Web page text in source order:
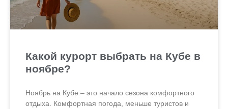
Какой курорт выбрать на Кубе в
ноябре?
Ноябрь на Кубе – это начало сезона комфортного
отдыха. Комфортная погода, меньше туристов и